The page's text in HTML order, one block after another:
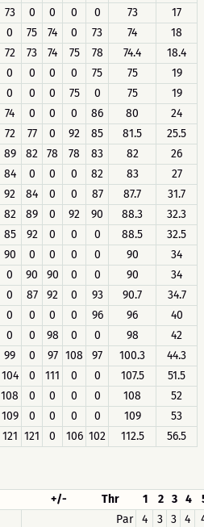
73 0 0 0 0 73
17
0 75 74 0 73 74
18
72 73 74 75 78 74.4
18.4
0 0 0 0 75 75
19
0 0 0 75 0 75
19
74 0 0 0 86 80
24
72 77 0 92 85 81.5
25.5
89 82 78 78 83 82
26
84 0 0 0 82 83
27
92 84 0 0 87 87.7
31.7
82 89 0 92 90 88.3
32.3
85 92 0 0 0 88.5
32.5
90 0 0 0 0 90
34
0 90 90 0 0 90
34
0 87 92 0 93 90.7
34.7
0 0 0 0 96 96
40
0 0 98 0 0 98
42
99 0 97 108 97 100.3
44.3
104 0 111 0 0 107.5
51.5
108 0 0 0 0 108
52
109 0 0 0 0 109
53
121 121 0 106 102 112.5 56.5
+/- Thr 1 2 3 4
Par
4 3 3 4